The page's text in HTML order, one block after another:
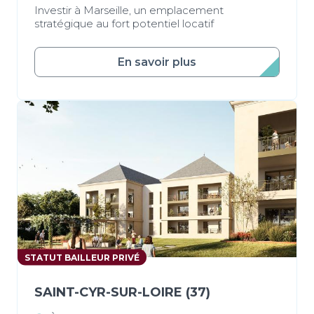
Investir à Marseille, un emplacement
stratégique au fort potentiel locatif
En savoir plus
STATUT BAILLEUR PRIVÉ
SAINT-CYR-SUR-LOIRE (37)